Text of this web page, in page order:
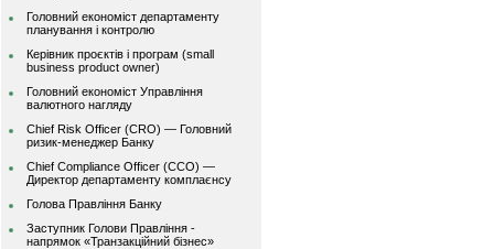
Головний економіст департаменту
планування і контролю
Керівник проєктів і програм (small
business product owner)
Головний економіст Управління
валютного нагляду
Chief Risk Officer (CRO) — Головний
ризик-менеджер Банку
Chief Compliance Officer (CCO) —
Директор департаменту комплаєнсу
Голова Правління Банку
Заступник Голови Правління -
напрямок «Транзакційний бізнес»